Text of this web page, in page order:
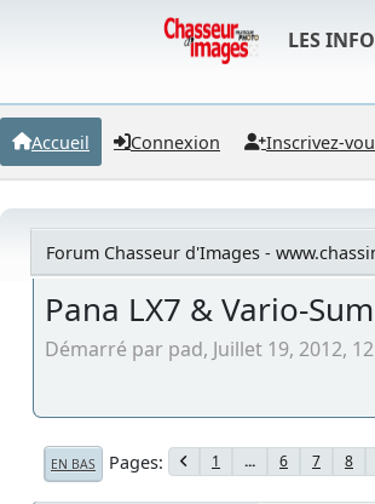
LES
Accueil Connexion Inscrivez-
Forum Chasseur d'Images -
Pana LX7 & Vario-
Démarré par pad, Juillet 19, 2012,
EN BAS Pages 1 ... 6 7 8